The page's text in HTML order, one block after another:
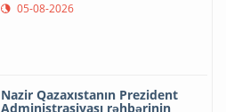
05-08-2026
Nazir Qazaxıstanın Prezident
Administrasiyası rəhbərinin